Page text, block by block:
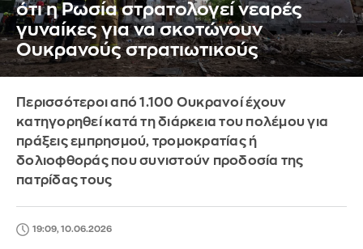
ότι η Ρωσία στρατολογεί νεαρές
γυναίκες για να σκοτώνουν
Ουκρανούς στρατιωτικούς
Περισσότεροι από 1.100 Ουκρανοί έχουν
κατηγορηθεί κατά τη διάρκεια του πολέμου για
πράξεις εμπρησμού, τρομοκρατίας ή
δολιοφθοράς που συνιστούν προδοσία της
πατρίδας τους
19:09, 10.06.2026